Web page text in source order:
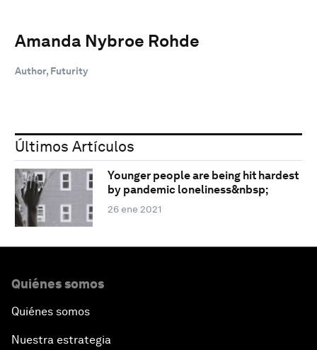
Amanda Nybroe Rohde
Author, Futurity
Últimos Artículos
Younger people are being hit hardest
by pandemic loneliness&nbsp;
26 ene 2021
Quiénes somos
Quiénes somos
Nuestra estrategia